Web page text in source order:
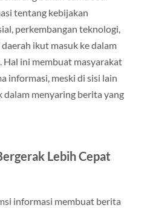
tentang kebijakan
perkembangan teknologi,
ikut masuk ke dalam
Hal ini membuat masyarakat
informasi, meski di sisi lain
menyaring berita yang
Lebih Cepat
informasi membuat berita